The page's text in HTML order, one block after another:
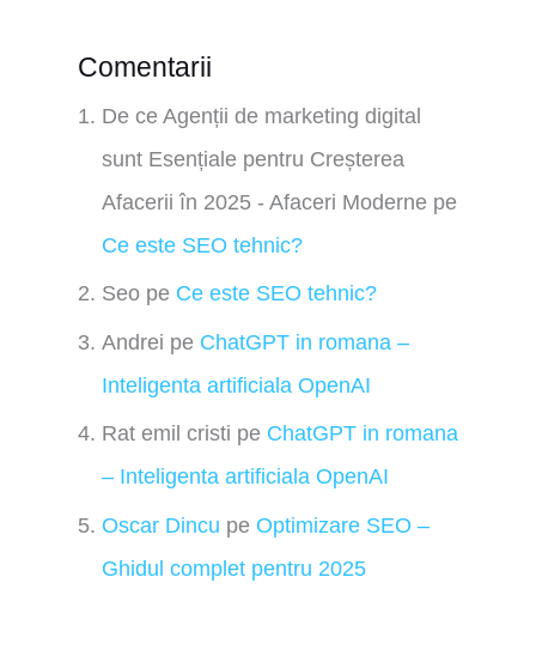
Comentarii
De ce Agenții de marketing digital
sunt Esențiale pentru Creșterea
Afacerii în 2025 - Afaceri Modernepe
Ce este SEO tehnic?
Seope Ce este SEO tehnic?
Andrei pe ChatGPT in romana –
Inteligenta artificiala OpenAI
Rat emil cristi pe ChatGPT in romana
– Inteligenta artificiala OpenAI
Oscar Dincu pe Optimizare SEO –
Ghidul complet pentru 2025